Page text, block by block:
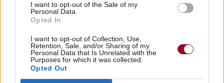
I want to opt-out of the Sale of my
Personal Data.
Opted In
I want to opt-out of Collection, Use,
Retention, Sale, and/or Sharing of my
Personal Data that Is Unrelated with the
Purposes for which it was collected.
Opted Out